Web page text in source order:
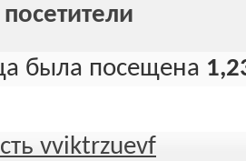
была посещена
vviktrzuevf